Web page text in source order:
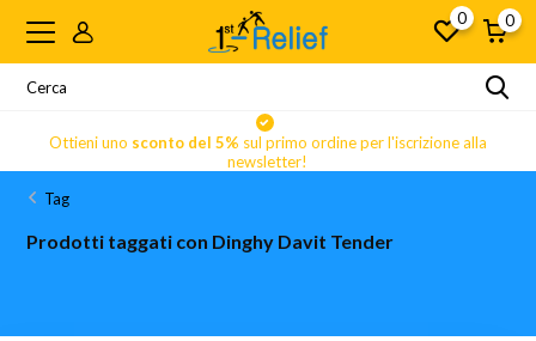
0 0
Ottieni uno sconto del 5% sul primo ordine per l'iscrizione alla
newsletter!
Tag
Prodotti taggati con Dinghy Davit Tender